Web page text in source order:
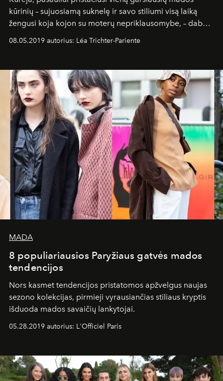
kūrinių – sujuosiamą suknelę ir savo stiliumi visą laiką
žengusi koja kojon su moterų nepriklausomybe, – dabar
gali būti drąsiai vadinama gyva legenda.
08.05.2019 autorius: Léa Trichter-Pariente
MADA
8 populiariausios Paryžiaus gatvės mados
tendencijos
Nors kasmet tendencijos pristatomos apžvelgus naujas
sezono kolekcijas, pirmieji vyrausiančias stiliaus kryptis
išduoda mados savaičių lankytojai.
05.28.2019 autorius: L'Officiel Paris